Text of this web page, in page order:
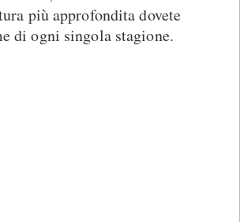
più approfondita dovete
di ogni singola stagione.